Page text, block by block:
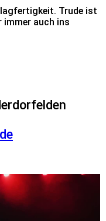
Trude ist
immer auch ins